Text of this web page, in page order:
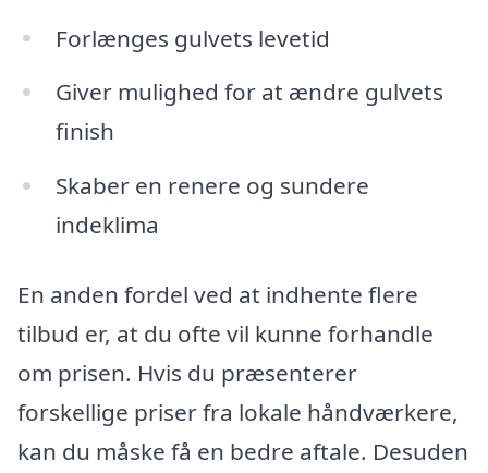
Forlænges gulvets levetid
Giver mulighed for at ændre gulvets
finish
Skaber en renere og sundere
indeklima
En anden fordel ved at indhente flere
tilbud er, at du ofte vil kunne forhandle
om prisen. Hvis du præsenterer
forskellige priser fra lokale håndværkere,
kan du måske få en bedre aftale. Desuden